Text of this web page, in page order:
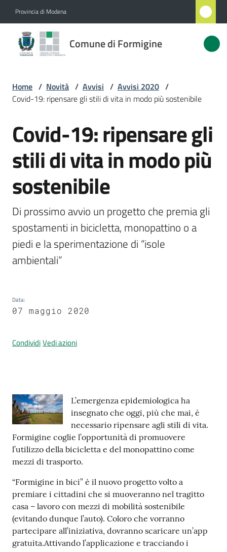
Provincia di Modena
Comune di Formigine
Comune
di
Novità
Servizi
Vivere
Formigine
A
e
M
e
t
o
gli
argomenti...
Seguici
Home / Novità / Avvisi / Avvisi 2020 /
Covid-19: ripensare gli stili di vita in modo più sostenibile
Salta al contenuto
Covid-19: ripensare gli
stili di vita in modo più
sostenibile
Di prossimo avvio un progetto che premia gli
spostamenti in bicicletta, monopattino o a
piedi e la sperimentazione di “isole
ambientali”
Data:
07 maggio 2020
CondividiVedi azioni
Contenuto
L’emergenza epidemiologica ha
insegnato che oggi, più che mai, è
necessario ripensare agli stili di vita.
Formigine coglie l’opportunità di promuovere
l’utilizzo della bicicletta e del monopattino come
mezzi di trasporto.
“Formigine in bici” è il nuovo progetto volto a
premiare i cittadini che si muoveranno nel tragitto
casa – lavoro con mezzi di mobilità sostenibile
(evitando dunque l’auto). Coloro che vorranno
partecipare all’iniziativa, dovranno scaricare un’app
gratuita.Attivando l’applicazione e tracciando i